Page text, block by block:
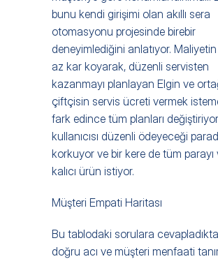
bunu kendi girişimi olan akıllı sera
otomasyonu projesinde birebir
deneyimlediğini anlatıyor.
az kar koyarak, düzenli servisten
kazanmayı planlayan Elgin ve
çiftçisin servis ücreti vermek
fark edince tüm planları
kullanıcısı düzenli ödeyeceği
korkuyor ve bir kere de tüm parayı
kalıcı ürün istiyor.
Müşteri Empati Haritası
Bu tablodaki sorulara
doğru acı ve müşteri menfaati